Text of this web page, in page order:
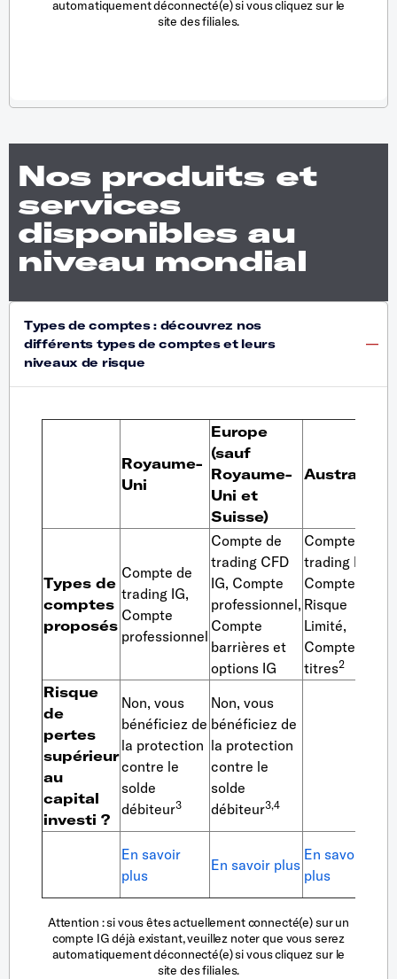
automatiquement déconnecté(e) si vous cliquez sur le
site des filiales.
Nos produits et
services
disponibles au
niveau mondial
Royaume-
Uni
Europe
(sauf
Royaume-
Uni et
Suisse)
Australie
Types de
comptes
proposés
Compte de
trading IG,
Compte
professionnel
Compte de
trading CFD
IG, Compte
professionnel,
Compte
barrières et
options IG
Compte de
trading IG,
Compte
Risque
Limité,
Compte
titres2
Risque
de
pertes
supérieur
au
capital
investi ?
Non, vous
bénéficiez de
la protection
contre le
solde
débiteur3
Non, vous
bénéficiez de
la protection
contre le
solde
débiteur3,4
En savoir
plus
En savoir plus
En savoir
plus
Attention : si vous êtes actuellement connecté(e) sur un
compte IG déjà existant, veuillez noter que vous serez
automatiquement déconnecté(e) si vous cliquez sur le
site des filiales.